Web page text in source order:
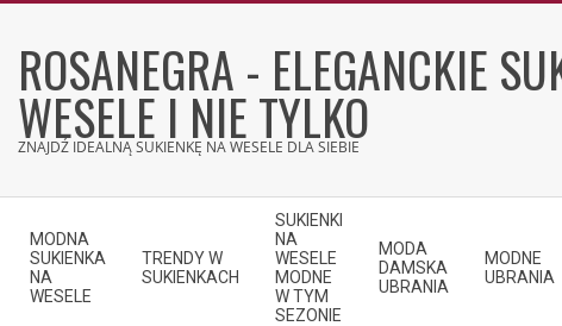
contentROSANEGRA - ELEGANCKIE
WESELE I NIE TYLKO
ZNAJDŹ IDEALNĄ SUKIENKĘ NA WESELE DLA SIEBIE
Navigation
Menu
MODNA
SUKIENKA
NA
WESELE
TRENDY W
SUKIENKACH
SUKIENKI
NA
WESELE
MODNE
W TYM
SEZONIE
MODA
DAMSKA
UBRANIA
MODNE
UBRANIA